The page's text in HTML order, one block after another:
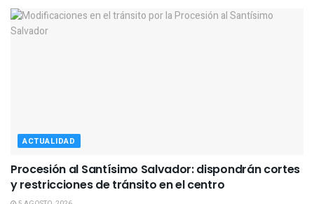
ACTUALIDAD
Procesión al Santísimo Salvador: dispondrán cortes
y restricciones de tránsito en el centro